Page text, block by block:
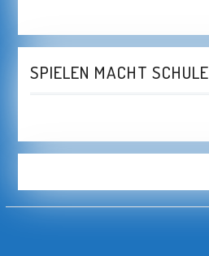
SPIELEN MACHT SCHULE